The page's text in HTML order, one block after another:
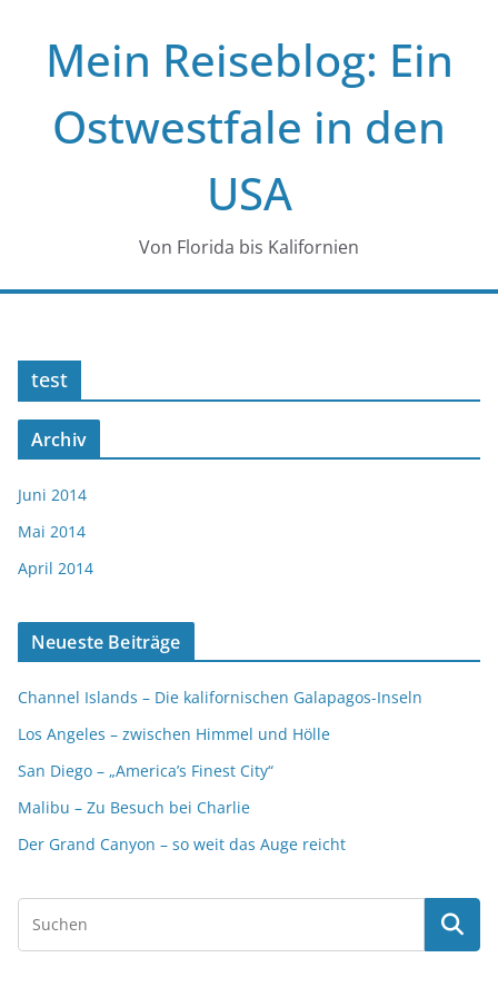
springenMein Reiseblog: Ein
Ostwestfale in den
USA
Von Florida bis Kalifornien
test
Archiv
Juni 2014
Mai 2014
April 2014
Neueste Beiträge
Channel Islands – Die kalifornischen Galapagos-Inseln
Los Angeles – zwischen Himmel und Hölle
San Diego – „America’s Finest City“
Malibu – Zu Besuch bei Charlie
Der Grand Canyon – so weit das Auge reicht